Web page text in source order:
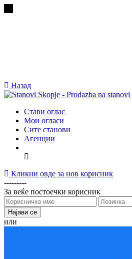
Назад
Стави оглас
Мои огласи
Сите станови
Агенции
Кликни овде за нов корисник
---------
За веќе постоечки корисник
или